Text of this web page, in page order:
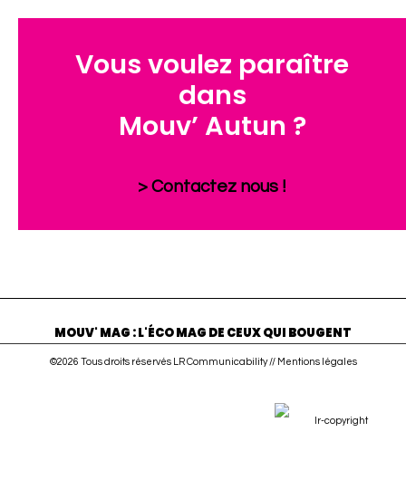
Vous voulez paraître
dans
Mouv’ Autun ?
> Contactez nous !
MOUV' MAG : L'ÉCO MAG DE CEUX QUI BOUGENT
©2026 Tous droits réservés LR Communicability // Mentions légales